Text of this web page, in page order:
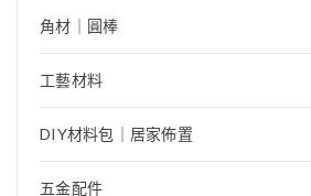
角材｜圓棒
工藝材料
DIY材料包｜居家佈置
五金配件